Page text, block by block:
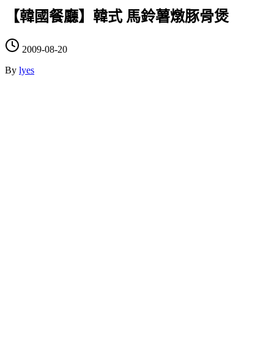
【韓國餐廳】韓式 馬鈴薯燉豚骨煲
2009-08-20
By lyes